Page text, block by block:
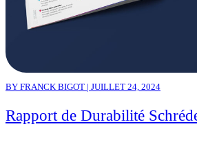
BY FRANCK BIGOT | JUILLET 24, 2024
Rapport de Durabilité